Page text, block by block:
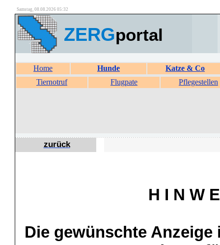
Samstag, 08.08.2026 05:32
ZERGportal
Home Hunde
Katze & Co
Tiernotruf
Flugpate Pflegestellen
zurück
H I N W
Die gewünschte